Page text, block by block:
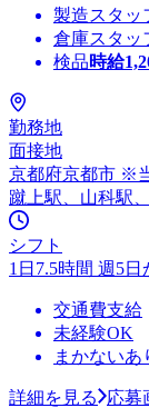
製造スタッ
倉庫スタッ
検品時給
勤務地
面接地
京都府京都市 ※
蹴上駅、山科駅
シフト
1日7.5時間 週5日
交通費支給
未経験OK
まかないあ
詳細を見る
応募